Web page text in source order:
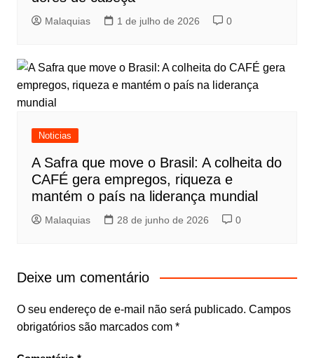
Malaquias 1 de julho de 2026 0
Noticias
A Safra que move o Brasil: A colheita do
CAFÉ gera empregos, riqueza e
mantém o país na liderança mundial
Malaquias 28 de junho de 2026 0
Deixe um comentário
O seu endereço de e-mail não será publicado. Campos
obrigatórios são marcados com *